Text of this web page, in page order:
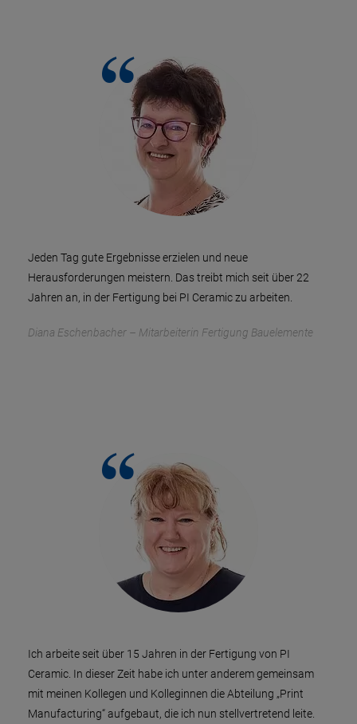
Jeden Tag gute Ergebnisse erzielen und neue
Herausforderungen meistern. Das treibt mich seit über 22
Jahren an, in der Fertigung bei PI Ceramic zu arbeiten.
Diana Eschenbacher – Mitarbeiterin Fertigung Bauelemente
Ich arbeite seit über 15 Jahren in der Fertigung von PI
Ceramic. In dieser Zeit habe ich unter anderem gemeinsam
mit meinen Kollegen und Kolleginnen die Abteilung „Print
Manufacturing“ aufgebaut, die ich nun stellvertretend leite.